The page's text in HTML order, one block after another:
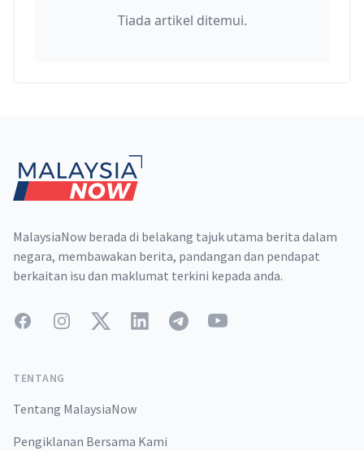
Tiada artikel ditemui.
MalaysiaNow berada di belakang tajuk utama berita dalam
negara, membawakan berita, pandangan dan pendapat
berkaitan isu dan maklumat terkini kepada anda.
FacebookInstagramTwitterLinkedInTelegramYouTube
TENTANG
Tentang MalaysiaNow
Pengiklanan Bersama Kami